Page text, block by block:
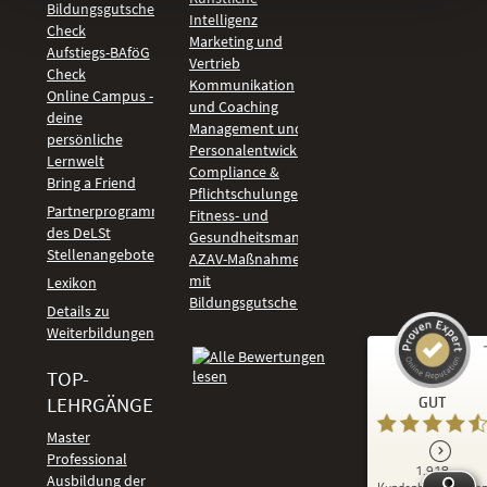
Bildungsgutschein
Check
Aufstiegs-BAföG
Check
Online Campus -
deine
persönliche
Lernwelt
Bring a Friend
Partnerprogramm
des DeLSt
Stellenangebote
Lexikon
Details zu
Weiterbildungen
TOP-
LEHRGÄNGE
Master
Professional
Ausbildung der
Intelligenz
Marketing und
Vertrieb
Kommunikation
und Coaching
Management und
Personalentwicklung
Compliance &
Pflichtschulungen
Fitness- und
Gesundheitsmanagement
AZAV-Maßnahmen
mit
Bildungsgutschein
GUT
1.918
Kundenbewertungen und Erfahrungen zu
DeLSt - Deutsches eLearning Studieninstitut
92
%